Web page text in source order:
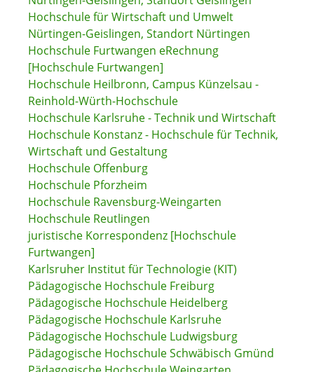
Hochschule für Wirtschaft und Umwelt
Nürtingen-Geislingen, Standort Nürtingen
Hochschule Furtwangen eRechnung
[Hochschule Furtwangen]
Hochschule Heilbronn, Campus Künzelsau -
Reinhold-Würth-Hochschule
Hochschule Karlsruhe - Technik und Wirtschaft
Hochschule Konstanz - Hochschule für Technik,
Wirtschaft und Gestaltung
Hochschule Offenburg
Hochschule Pforzheim
Hochschule Ravensburg-Weingarten
Hochschule Reutlingen
juristische Korrespondenz [Hochschule
Furtwangen]
Karlsruher Institut für Technologie (KIT)
Pädagogische Hochschule Freiburg
Pädagogische Hochschule Heidelberg
Pädagogische Hochschule Karlsruhe
Pädagogische Hochschule Ludwigsburg
Pädagogische Hochschule Schwäbisch Gmünd